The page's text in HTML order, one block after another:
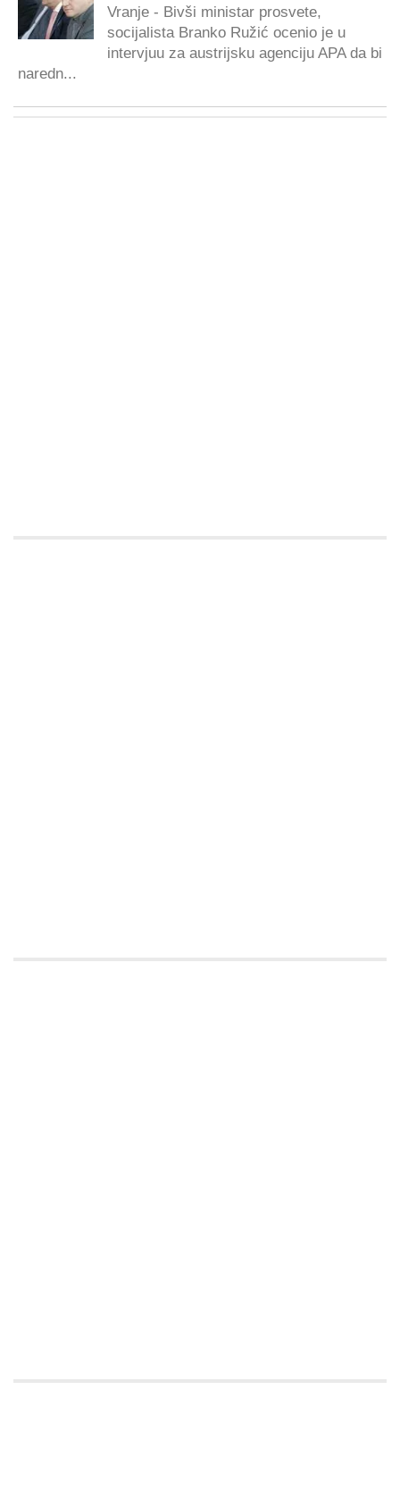
Vranje - Bivši ministar prosvete,
socijalista Branko Ružić ocenio je u
intervjuu za austrijsku agenciju APA da bi
naredn...